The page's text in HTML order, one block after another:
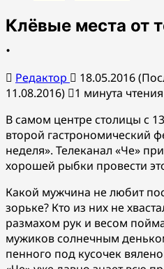
Клёвые места от
.
Редактор
18.05.2016
11.08.2016)
1 минута чтения
В самом центре столицы с
второй гастрономический
неделя». Телеканал «Че»
хорошей рыбки провести
Какой мужчина не любит
зорьке? Кто из них не
размахом рук и весом
мужиков солнечным
пенного под кусочек